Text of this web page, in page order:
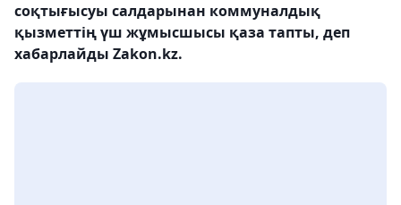
соқтығысуы салдарынан коммуналдық
қызметтің үш жұмысшысы қаза тапты, деп
хабарлайды Zakon.kz.